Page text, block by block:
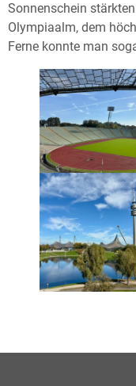
Sonnenschein
Olympiaalm, dem
Ferne konnte man